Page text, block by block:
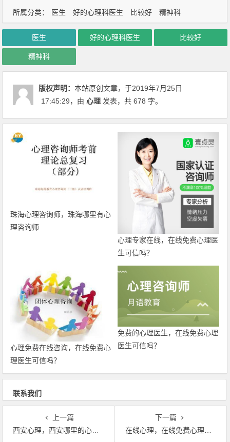
所属分类： 医生 好的心理科医生 比较好 精神科
医生 好的心理科医生 比较好
精神科
版权声明：本站原创文章，于2019年7月25日
17:45:29，由心理 发表，共 678 字。
珠海心理咨询师，珠海哪里有心
理咨询师
心理专家在线，在线免费心理医
生可信吗？
心理免费在线咨询，在线免费心
理医生可信吗？
免费的心理医生，在线免费心理
医生可信吗？
联系我们
上一篇
西安心理，西安哪里的心理咨询比较好
下一篇
在线心理，在线免费心理医生可信吗？